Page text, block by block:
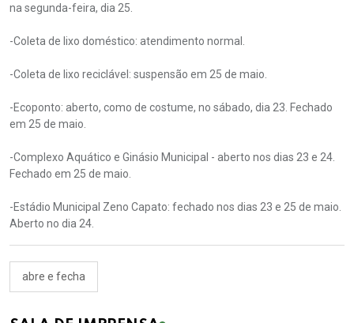
na segunda-feira, dia 25.
-Coleta de lixo doméstico: atendimento normal.
-Coleta de lixo reciclável: suspensão em 25 de maio.
-Ecoponto: aberto, como de costume, no sábado, dia 23. Fechado
em 25 de maio.
-Complexo Aquático e Ginásio Municipal - aberto nos dias 23 e 24.
Fechado em 25 de maio.
-Estádio Municipal Zeno Capato: fechado nos dias 23 e 25 de maio.
Aberto no dia 24.
abre e fecha